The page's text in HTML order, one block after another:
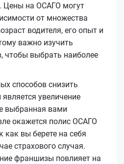
Цены на ОСАГО могут
от множества
водителя, его опыт и
важно изучить
чтобы выбрать наиболее
способов снизить
увеличение
вами
окажется полис ОСАГО
как вы берете на себя
страхового случая.
франшизы повлияет на